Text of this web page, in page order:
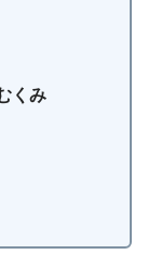
くみ